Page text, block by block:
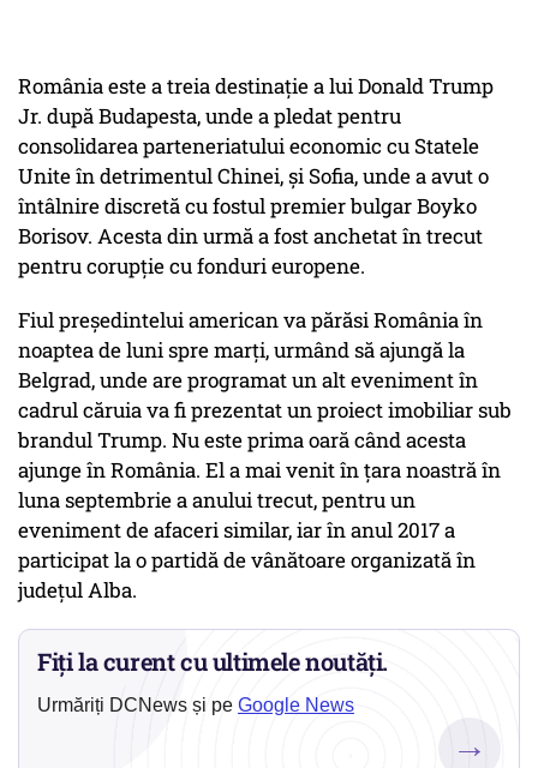
România este a treia destinație a lui Donald Trump
Jr. după Budapesta, unde a pledat pentru
consolidarea parteneriatului economic cu Statele
Unite în detrimentul Chinei, și Sofia, unde a avut o
întâlnire discretă cu fostul premier bulgar Boyko
Borisov. Acesta din urmă a fost anchetat în trecut
pentru corupție cu fonduri europene.
Fiul președintelui american va părăsi România în
noaptea de luni spre marți, urmând să ajungă la
Belgrad, unde are programat un alt eveniment în
cadrul căruia va fi prezentat un proiect imobiliar sub
brandul Trump. Nu este prima oară când acesta
ajunge în România. El a mai venit în țara noastră în
luna septembrie a anului trecut, pentru un
eveniment de afaceri similar, iar în anul 2017 a
participat la o partidă de vânătoare organizată în
județul Alba.
Fiți la curent cu ultimele noutăți.
Urmăriți DCNews și pe Google News
→